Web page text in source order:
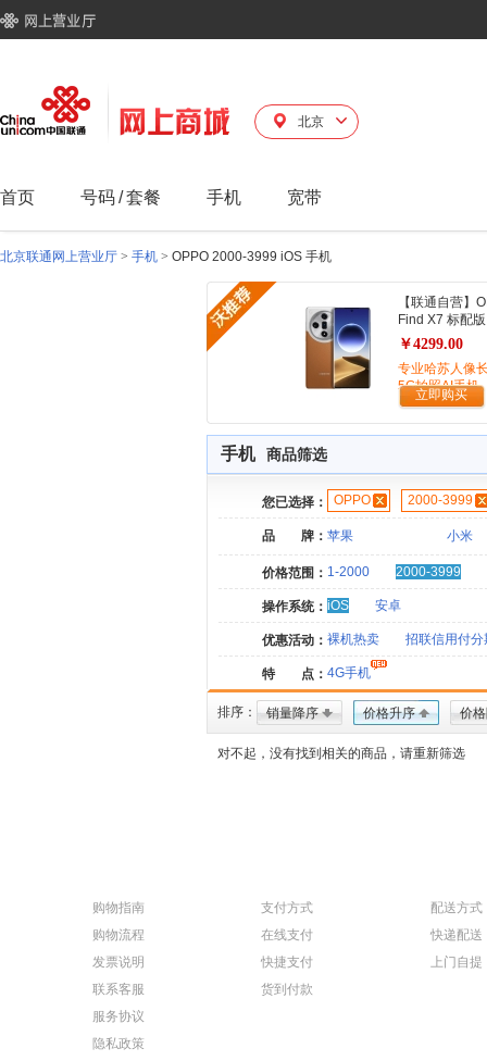
北京
首页 号码/套餐 手机 宽带
北京联通网上营业厅 > 手机 > OPPO 2000-3999 iOS 手机
【联通自营】
Find X7 标配版
￥4299.00
专业哈苏人像
5G拍照AI手机
立即购买
手机 商品筛选
您已选择： OPPO 2000-3999
品 牌： 苹果 小米
价格范围： 1-2000 2000-3999
操作系统： iOS 安卓
优惠活动： 裸机热卖 招联信用付分
特 点： 4G手机
排序： 销量降序 价格升序 价
对不起，没有找到相关的商品，请重新筛选
购物指南
购物流程
发票说明
联系客服
服务协议
隐私政策
支付方式
在线支付
快捷支付
货到付款
配送方式
快递配送
上门自提